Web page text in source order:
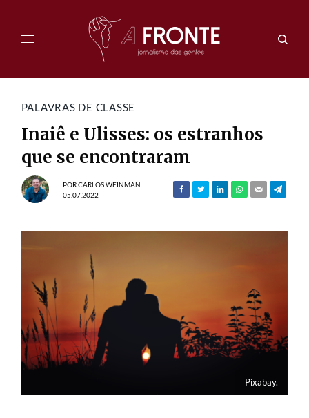
PALAVRAS DE CLASSE
Inaiê e Ulisses: os estranhos
que se encontraram
PORCARLOS WEINMAN
05.07.2022
Pixabay.